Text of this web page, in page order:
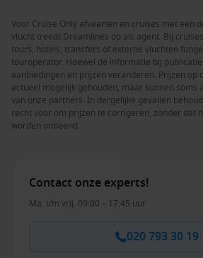
Voor Cruise Only afvaarten en cruises met een
vlucht treedt Dreamlines op als agent. Bij
tours, hotels, transfers of externe vluchten
touroperator. Hoewel de informatie bij
aanbiedingen en prijzen veranderen. Prijzen op
actueel mogelijk gehouden, maar kunnen soms
van onze partners. In dergelijke gevallen
recht voor om prijzen te corrigeren, zonder dat
worden ontleend.
Contact onze experts!
Ma. t/m vrij. 09:00 – 17:45 uur
020 793 30 19